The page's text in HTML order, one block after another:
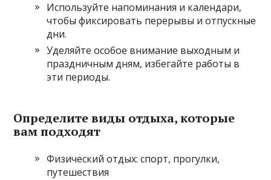
Используйте напоминания и календари,
чтобы фиксировать перерывы и отпускные
дни.
Уделяйте особое внимание выходным и
праздничным дням, избегайте работы в
эти периоды.
Определите виды отдыха, которые
вам подходят
Физический отдых: спорт, прогулки,
путешествия